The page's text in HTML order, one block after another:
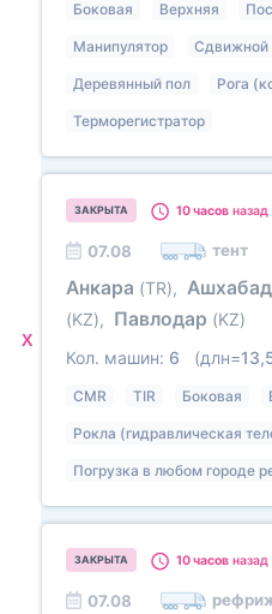
Боковая Верхняя
Манипулятор Сдвижной
Деревянный пол Рога
Терморегистратор
X
ЗАКРЫТА 10 часов назад
07.08 тент
Анкара (TR), Ашхабад
(KZ), Павлодар (KZ)
Кол. машин: 6 (длн=
CMR TIR Боковая
Рокла (гидравлическая
Погрузка в любом городе
ЗАКРЫТА 10 часов назад
07.08